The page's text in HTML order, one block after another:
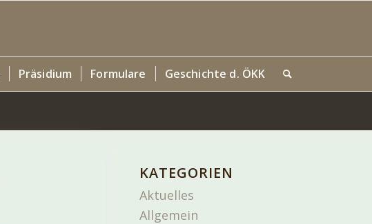
Präsidium Formulare Geschichte d. ÖKK
KATEGORIEN
Aktuelles
Allgemein